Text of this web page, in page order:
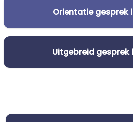
Orientatie gesprek
Uitgebreid gesprek